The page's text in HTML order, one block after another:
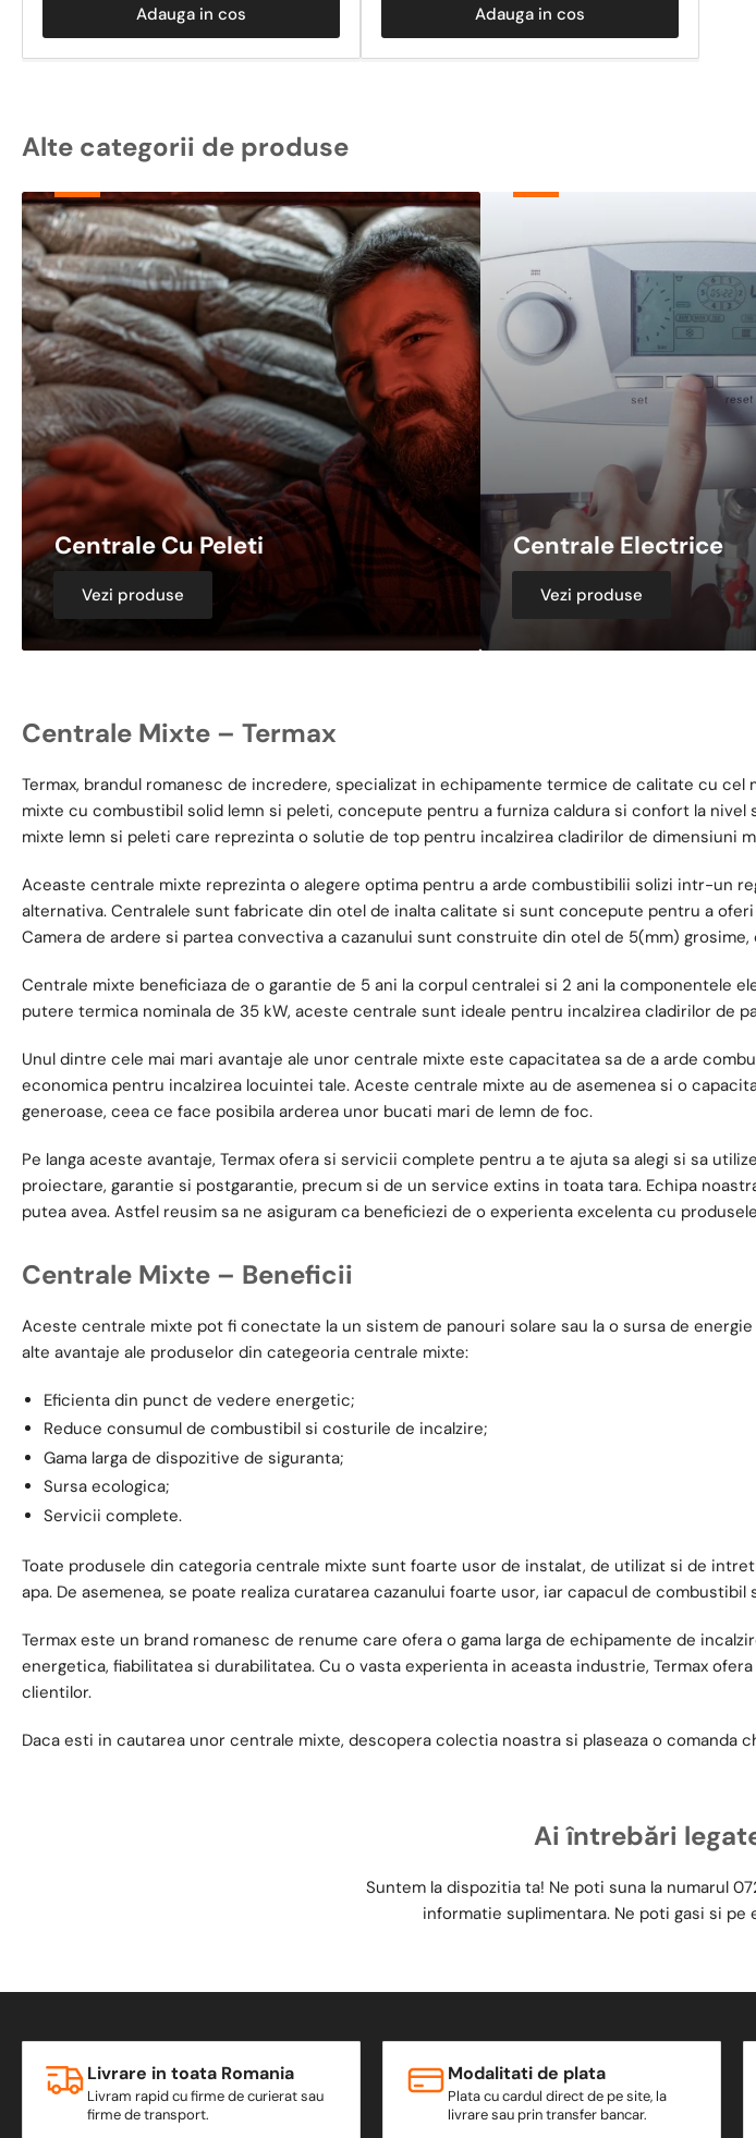
Adauga in cos Adauga in cos
Alte categorii de produse
Centrale
Cu
Peleti
Centrale Cu Peleti
Vezi produse
Centrale
Centrale Electrice
Vezi produse
Centrale Mixte – Termax
Termax, brandul romanesc de incredere, specializat in echipamente termice de calitate cu
mixte cu combustibil solid lemn si peleti, concepute pentru a furniza caldura si confort la
mixte lemn si peleti care reprezinta o solutie de top pentru incalzirea cladirilor de dimensiuni
Aceaste centrale mixte reprezinta o alegere optima pentru a arde combustibilii solizi intr-un
alternativa. Centralele sunt fabricate din otel de inalta calitate si sunt concepute pentru a
Camera de ardere si partea convectiva a cazanului sunt construite din otel de 5(mm)
Centrale mixte beneficiaza de o garantie de 5 ani la corpul centralei si 2 ani la
putere termica nominala de 35 kW, aceste centrale sunt ideale pentru incalzirea cladirilor de
Unul dintre cele mai mari avantaje ale unor centrale mixte este capacitatea sa de a arde
economica pentru incalzirea locuintei tale. Aceste centrale mixte au de asemenea si o
generoase, ceea ce face posibila arderea unor bucati mari de lemn de foc.
Pe langa aceste avantaje, Termax ofera si servicii complete pentru a te ajuta sa alegi si sa
proiectare, garantie si postgarantie, precum si de un service extins in toata tara. Echipa
putea avea. Astfel reusim sa ne asiguram ca beneficiezi de o experienta excelenta cu
Centrale Mixte – Beneficii
Aceste centrale mixte pot fi conectate la un sistem de panouri solare sau la o sursa de
alte avantaje ale produselor din categeoria centrale mixte:
Eficienta din punct de vedere energetic;
Reduce consumul de combustibil si costurile de incalzire;
Gama larga de dispozitive de siguranta;
Sursa ecologica;
Servicii complete.
Toate produsele din categoria centrale mixte sunt foarte usor de instalat, de utilizat si de
apa. De asemenea, se poate realiza curatarea cazanului foarte usor, iar capacul de
Termax este un brand romanesc de renume care ofera o gama larga de echipamente de
energetica, fiabilitatea si durabilitatea. Cu o vasta experienta in aceasta industrie, Termax
clientilor.
Daca esti in cautarea unor centrale mixte, descopera colectia noastra si plaseaza o
Ai întrebări
Suntem la dispozitia ta! Ne poti suna la numarul
informatie suplimentara. Ne poti gasi si pe
Livrare in toata Romania
Livram rapid cu firme de curierat sau
firme de transport.
Modalitati de plata
Plata cu cardul direct de pe site, la
livrare sau prin transfer bancar.